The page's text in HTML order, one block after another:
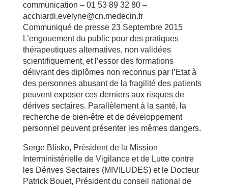
communication – 01 53 89 32 80 –
acchiardi.evelyne@cn.medecin.fr
Communiqué de presse 23 Septembre 2015
L’engouement du public pour des pratiques
thérapeutiques alternatives, non validées
scientifiquement, et l’essor des formations
délivrant des diplômes non reconnus par l’Etat à
des personnes abusant de la fragilité des patients
peuvent exposer ces derniers aux risques de
dérives sectaires. Parallèlement à la santé, la
recherche de bien-être et de développement
personnel peuvent présenter les mêmes dangers.
Serge Blisko, Président de la Mission
Interministérielle de Vigilance et de Lutte contre
les Dérives Sectaires (MIVILUDES) et le Docteur
Patrick Bouet, Président du conseil national de